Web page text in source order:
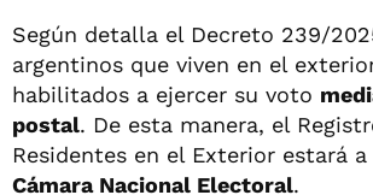
Según detalla el Decreto 239/
argentinos que viven en el
habilitados a ejercer su voto
postal. De esta manera, el
Residentes en el Exterior estará
Cámara Nacional Electoral.